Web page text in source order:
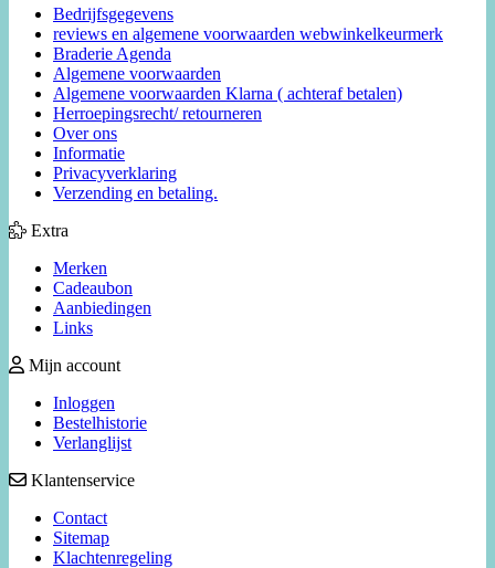
Bedrijfsgegevens
reviews en algemene voorwaarden webwinkelkeurmerk
Braderie Agenda
Algemene voorwaarden
Algemene voorwaarden Klarna ( achteraf betalen)
Herroepingsrecht/ retourneren
Over ons
Informatie
Privacyverklaring
Verzending en betaling.
Extra
Merken
Cadeaubon
Aanbiedingen
Links
Mijn account
Inloggen
Bestelhistorie
Verlanglijst
Klantenservice
Contact
Sitemap
Klachtenregeling